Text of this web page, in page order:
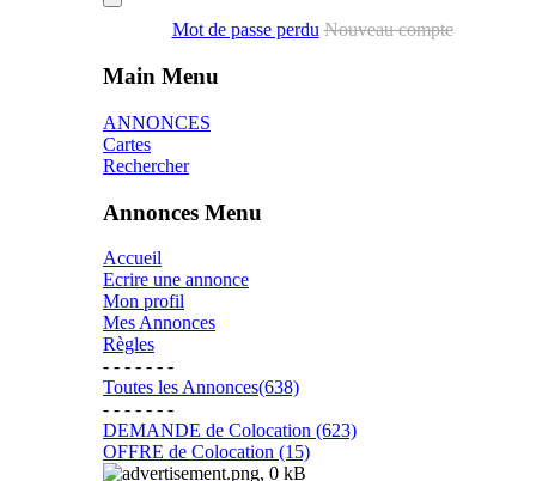
Mot de passe perdu Nouveau compte
Main Menu
ANNONCES
Cartes
Rechercher
Annonces Menu
Accueil
Ecrire une annonce
Mon profil
Mes Annonces
Règles
- - - - - - -
Toutes les Annonces(638)
- - - - - - -
DEMANDE de Colocation (623)
OFFRE de Colocation (15)